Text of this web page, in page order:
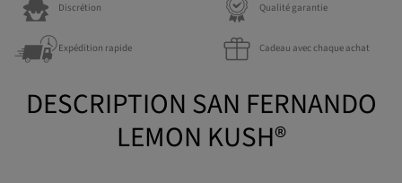
Discrétion Qualité garantie
Expédition rapide Cadeau avec chaque achat
DESCRIPTION SAN FERNANDO
LEMON KUSH®